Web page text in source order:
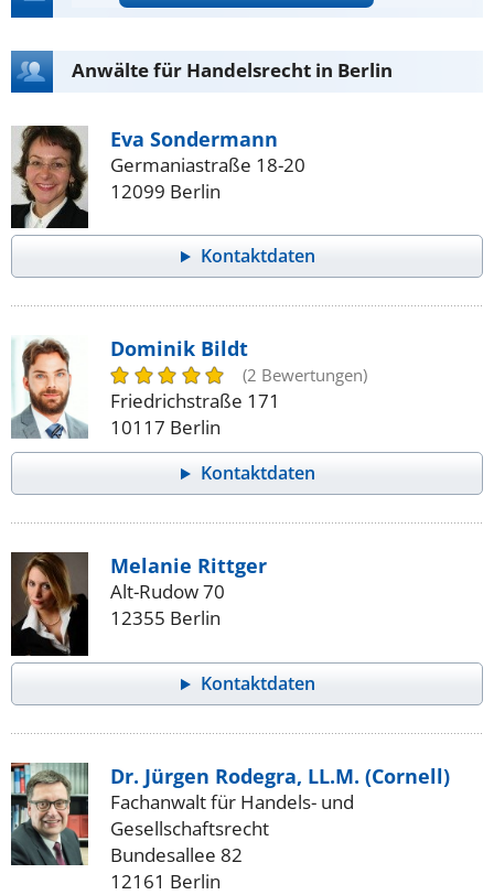
Anwälte für Handelsrecht in Berlin
Eva Sondermann
Germaniastraße 18-20
12099 Berlin
Kontaktdaten
Dominik Bildt
(2 Bewertungen)
Friedrichstraße 171
10117 Berlin
Kontaktdaten
Melanie Rittger
Alt-Rudow 70
12355 Berlin
Kontaktdaten
Dr. Jürgen Rodegra, LL.M. (Cornell)
Fachanwalt für Handels- und
Gesellschaftsrecht
Bundesallee 82
12161 Berlin